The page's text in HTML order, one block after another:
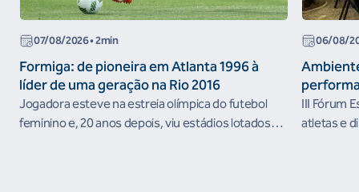
07/08/2026• 2min
Formiga: de pioneira em Atlanta 1996 à
líder de uma geração na Rio 2016
Jogadora esteve na estreia olímpica do futebol
feminino e, 20 anos depois, viu estádios lotados
06/08/
III Fórum
atletas e